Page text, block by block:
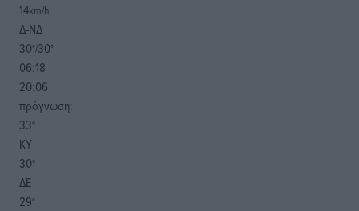
14km/h
Δ-ΝΔ
30°/30°
06:18
20:06
πρόγνωση:
33°
ΚΥ
30°
ΔΕ
29°